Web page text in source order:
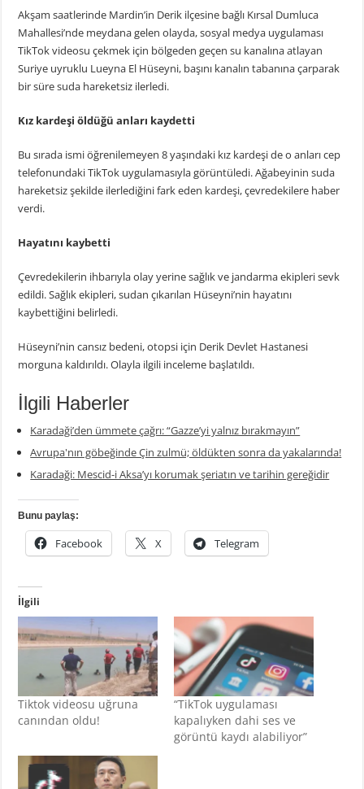
Akşam saatlerinde Mardin’in Derik ilçesine bağlı Kırsal Dumluca
Mahallesi’nde meydana gelen olayda, sosyal medya uygulaması
TikTok videosu çekmek için bölgeden geçen su kanalına atlayan
Suriye uyruklu Lueyna El Hüseyni, başını kanalın tabanına çarparak
bir süre suda hareketsiz ilerledi.
Kız kardeşi öldüğü anları kaydetti
Bu sırada ismi öğrenilemeyen 8 yaşındaki kız kardeşi de o anları cep
telefonundaki TikTok uygulamasıyla görüntüledi. Ağabeyinin suda
hareketsiz şekilde ilerlediğini fark eden kardeşi, çevredekilere haber
verdi.
Hayatını kaybetti
Çevredekilerin ihbarıyla olay yerine sağlık ve jandarma ekipleri sevk
edildi. Sağlık ekipleri, sudan çıkarılan Hüseyni’nin hayatını
kaybettiğini belirledi.
Hüseyni’nin cansız bedeni, otopsi için Derik Devlet Hastanesi
morguna kaldırıldı. Olayla ilgili inceleme başlatıldı.
İlgili Haberler
Karadaği’den ümmete çağrı: “Gazze’yi yalnız bırakmayın”
Avrupa'nın göbeğinde Çin zulmü; öldükten sonra da yakalarında!
Karadaği: Mescid-i Aksa’yı korumak şeriatın ve tarihin gereğidir
Bunu paylaş:
Facebook X Telegram
İlgili
Tiktok videosu uğruna
canından oldu!
“TikTok uygulaması
kapalıyken dahi ses ve
görüntü kaydı alabiliyor”